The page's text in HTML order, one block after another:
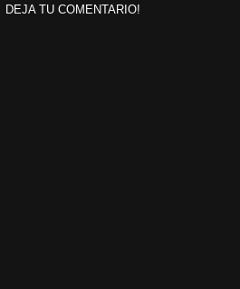
DEJA TU COMENTARIO!